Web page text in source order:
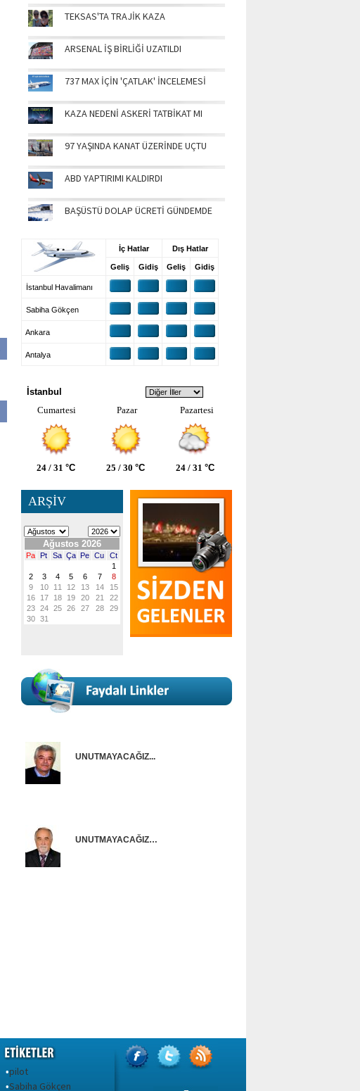
TEKSAS'TA TRAJİK KAZA
ARSENAL İŞ BİRLİĞİ UZATILDI
737 MAX İÇİN 'ÇATLAK' İNCELEMESİ
KAZA NEDENİ ASKERİ TATBİKAT MI
97 YAŞINDA KANAT ÜZERİNDE UÇTU
ABD YAPTIRIMI KALDIRDI
BAŞÜSTÜ DOLAP ÜCRETİ GÜNDEMDE
İç Hatlar Dış Hatlar
Geliş Gidiş Geliş Gidiş
İstanbul Havalimanı
Sabiha Gökçen
Ankara
Antalya
İstanbul
Cumartesi
Pazar Pazartesi
24 / 31 °C 25 / 30 °C 24 / 31 °C
ARŞİV
UNUTMAYACAĞIZ...
UNUTMAYACAĞIZ…
•pilot
•Sabiha Gökçen